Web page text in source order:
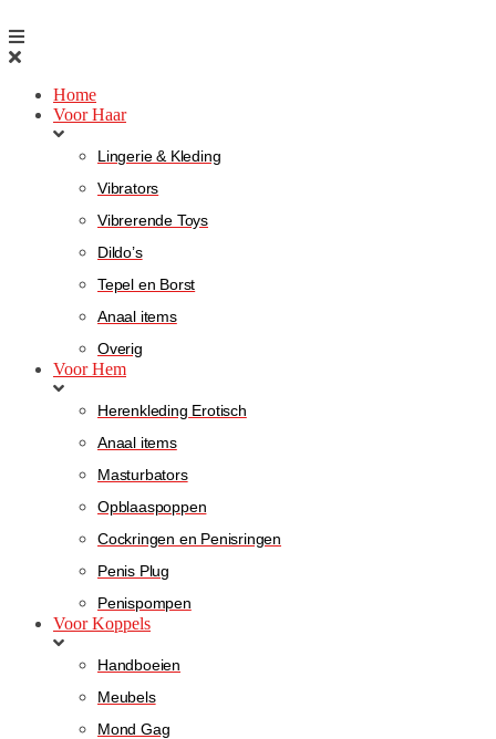
Home
Voor Haar
Lingerie & Kleding
Vibrators
Vibrerende Toys
Dildo’s
Tepel en Borst
Anaal items
Overig
Voor Hem
Herenkleding Erotisch
Anaal items
Masturbators
Opblaaspoppen
Cockringen en Penisringen
Penis Plug
Penispompen
Voor Koppels
Handboeien
Meubels
Mond Gag